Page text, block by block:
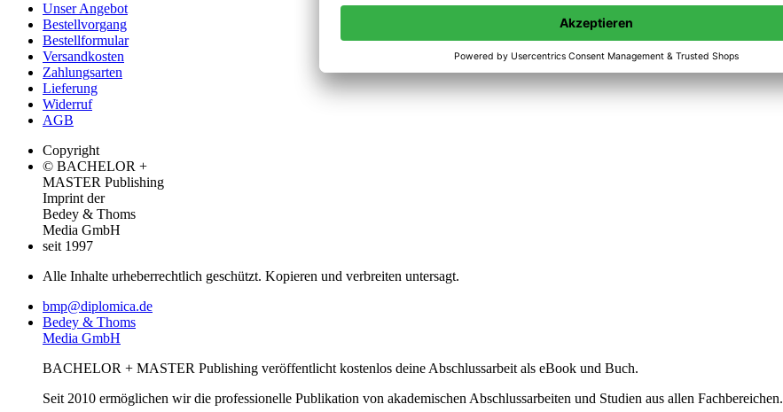
Unser Angebot
Bestellvorgang
Bestellformular
Versandkosten
Zahlungsarten
Lieferung
Widerruf
AGB
Copyright
© BACHELOR +
MASTER Publishing
Imprint der
Bedey & Thoms
Media GmbH
seit 1997
Alle Inhalte urheberrechtlich geschützt. Kopieren und verbreiten untersagt.
bmp@diplomica.de
Bedey & Thoms
Media GmbH
BACHELOR + MASTER Publishing veröffentlicht kostenlos deine Abschlussarbeit als eBook und Buch.
Seit 2010 ermöglichen wir die professionelle Publikation von akademischen Abschlussarbeiten und Studien aus allen Fachbereichen.